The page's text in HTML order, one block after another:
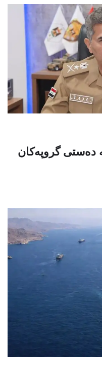
دەستی گروپەکان